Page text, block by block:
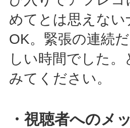
めてとは思えな
OK。緊張の連続
しい時間でした
みてください。
・視聴者へのメ